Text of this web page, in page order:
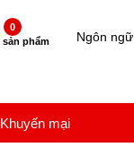
0
sản phẩm
Ngôn ngữ
Khuyến mại